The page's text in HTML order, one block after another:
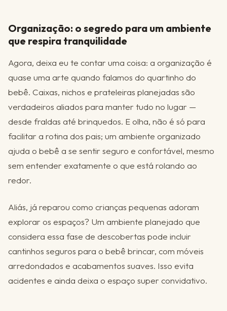
Organização: o segredo para um ambiente
que respira tranquilidade
Agora, deixa eu te contar uma coisa: a organização é
quase uma arte quando falamos do quartinho do
bebê. Caixas, nichos e prateleiras planejadas são
verdadeiros aliados para manter tudo no lugar —
desde fraldas até brinquedos. E olha, não é só para
facilitar a rotina dos pais; um ambiente organizado
ajuda o bebê a se sentir seguro e confortável, mesmo
sem entender exatamente o que está rolando ao
redor.
Aliás, já reparou como crianças pequenas adoram
explorar os espaços? Um ambiente planejado que
considera essa fase de descobertas pode incluir
cantinhos seguros para o bebê brincar, com móveis
arredondados e acabamentos suaves. Isso evita
acidentes e ainda deixa o espaço super convidativo.